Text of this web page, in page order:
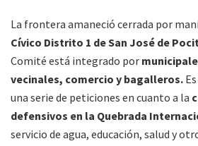
La frontera amaneció cerrada por
Cívico Distrito 1 de San José de
Comité está integrado por
vecinales, comercio y bagalleros.
una serie de peticiones en cuanto a la
defensivos en la Quebrada
servicio de agua, educación, salud y